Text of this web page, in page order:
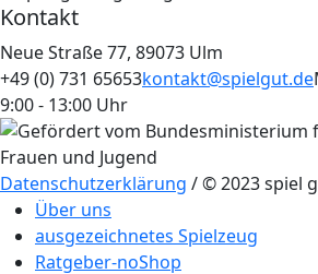
Kontakt
Neue Straße 77, 89073 Ulm
+49 (0) 731 65653kontakt@spielgut.de
9:00 - 13:00 Uhr
Datenschutzerklärung / © 2023 spiel
Über uns
ausgezeichnetes Spielzeug
Ratgeber-noShop